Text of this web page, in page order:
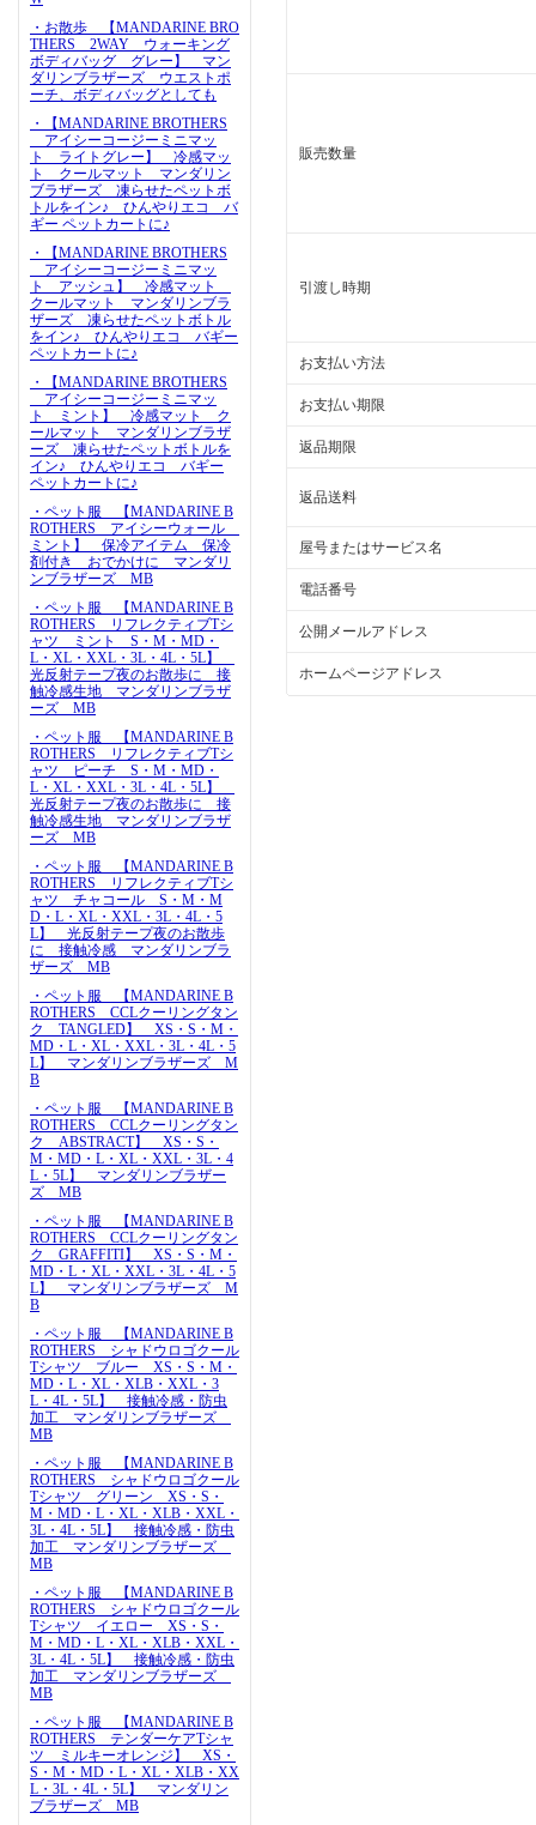
・お散歩 【MANDARINE BRO
THERS 2WAY ウォーキング
ボディバッグ グレー】 マン
ダリンブラザーズ ウエストポ
ーチ、ボディバッグとしても
・【MANDARINE BROTHERS
アイシーコージーミニマッ
ト ライトグレー】 冷感マッ
ト クールマット マンダリン
ブラザーズ 凍らせたペットボ
トルをイン♪ ひんやりエコ バ
ギー ペットカートに♪
・【MANDARINE BROTHERS
アイシーコージーミニマッ
ト アッシュ】 冷感マット
クールマット マンダリンブラ
ザーズ 凍らせたペットボトル
をイン♪ ひんやりエコ バギー
ペットカートに♪
・【MANDARINE BROTHERS
アイシーコージーミニマッ
ト ミント】 冷感マット ク
ールマット マンダリンブラザ
ーズ 凍らせたペットボトルを
イン♪ ひんやりエコ バギー
ペットカートに♪
・ペット服 【MANDARINE B
ROTHERS アイシーウォール
ミント】 保冷アイテム 保冷
剤付き おでかけに マンダリ
ンブラザーズ MB
・ペット服 【MANDARINE B
ROTHERS リフレクティブTシ
ャツ ミント S・M・MD・
L・XL・XXL・3L・4L・5L】
光反射テープ夜のお散歩に 接
触冷感生地 マンダリンブラザ
ーズ MB
・ペット服 【MANDARINE B
ROTHERS リフレクティブTシ
ャツ ピーチ S・M・MD・
L・XL・XXL・3L・4L・5L】
光反射テープ夜のお散歩に 接
触冷感生地 マンダリンブラザ
ーズ MB
・ペット服 【MANDARINE B
ROTHERS リフレクティブTシ
ャツ チャコール S・M・M
D・L・XL・XXL・3L・4L・5
L】 光反射テープ夜のお散歩
に 接触冷感 マンダリンブラ
ザーズ MB
・ペット服 【MANDARINE B
ROTHERS CCLクーリングタン
ク TANGLED】 XS・S・M・
MD・L・XL・XXL・3L・4L・5
L】 マンダリンブラザーズ M
B
・ペット服 【MANDARINE B
ROTHERS CCLクーリングタン
ク ABSTRACT】 XS・S・
M・MD・L・XL・XXL・3L・4
L・5L】 マンダリンブラザー
ズ MB
・ペット服 【MANDARINE B
ROTHERS CCLクーリングタン
ク GRAFFITI】 XS・S・M・
MD・L・XL・XXL・3L・4L・5
L】 マンダリンブラザーズ M
B
・ペット服 【MANDARINE B
ROTHERS シャドウロゴクール
Tシャツ ブルー XS・S・M・
MD・L・XL・XLB・XXL・3
L・4L・5L】 接触冷感・防虫
加工 マンダリンブラザーズ
MB
・ペット服 【MANDARINE B
ROTHERS シャドウロゴクール
Tシャツ グリーン XS・S・
M・MD・L・XL・XLB・XXL・
3L・4L・5L】 接触冷感・防虫
加工 マンダリンブラザーズ
MB
・ペット服 【MANDARINE B
ROTHERS シャドウロゴクール
Tシャツ イエロー XS・S・
M・MD・L・XL・XLB・XXL・
3L・4L・5L】 接触冷感・防虫
加工 マンダリンブラザーズ
MB
・ペット服 【MANDARINE B
ROTHERS テンダーケアTシャ
ツ ミルキーオレンジ】 XS・
S・M・MD・L・XL・XLB・XX
L・3L・4L・5L】 マンダリン
ブラザーズ MB
販売数量
引渡し時期
お支払い方法
お支払い期限
返品期限
返品送料
屋号またはサービス名
電話番号
公開メールアドレス
ホームページアドレス